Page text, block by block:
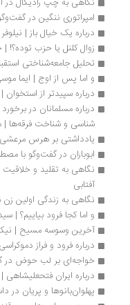
امپراتوری ننگین در گفت‌وگو با
درباره یک خیال باز | نیلوفر اجری
زوال کلنل یا حزب توده؟! | حسن
تحلیل جامعه‌شناختی استقبال
و اما پس از اوج | ایما موسی‌زاده
درباره سپیدتر از استخوان |
شناسی و شناخت فرقه‎ها | محمود فاضلی
یادداشتی بر هرس مرعشی | الهام
ابوباران در گفت‌وگو با مصطفی
نگاهی به زندگی اولین زن
و اما کجا فرود بیاییم؟ |
آخرین وسوسه مسیح | نیکوس
درباره فرود و فراز دموکراسی | علی
خواجه‌ای بر لب حوض در
درباره ای‍ران‌ ف‍ت‍ح‍ع‍ل‍ی‍ش‍اه‍ی‌ | سرگه
پهلوان‌بانوها و پریان در